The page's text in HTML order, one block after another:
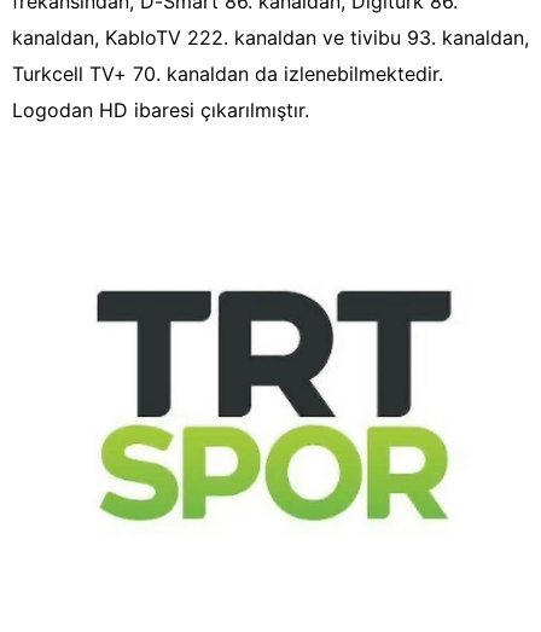
kanaldan, KabloTV 222. kanaldan ve tivibu 93. kanaldan,
Turkcell TV+ 70. kanaldan da izlenebilmektedir.
Logodan HD ibaresi çıkarılmıştır.